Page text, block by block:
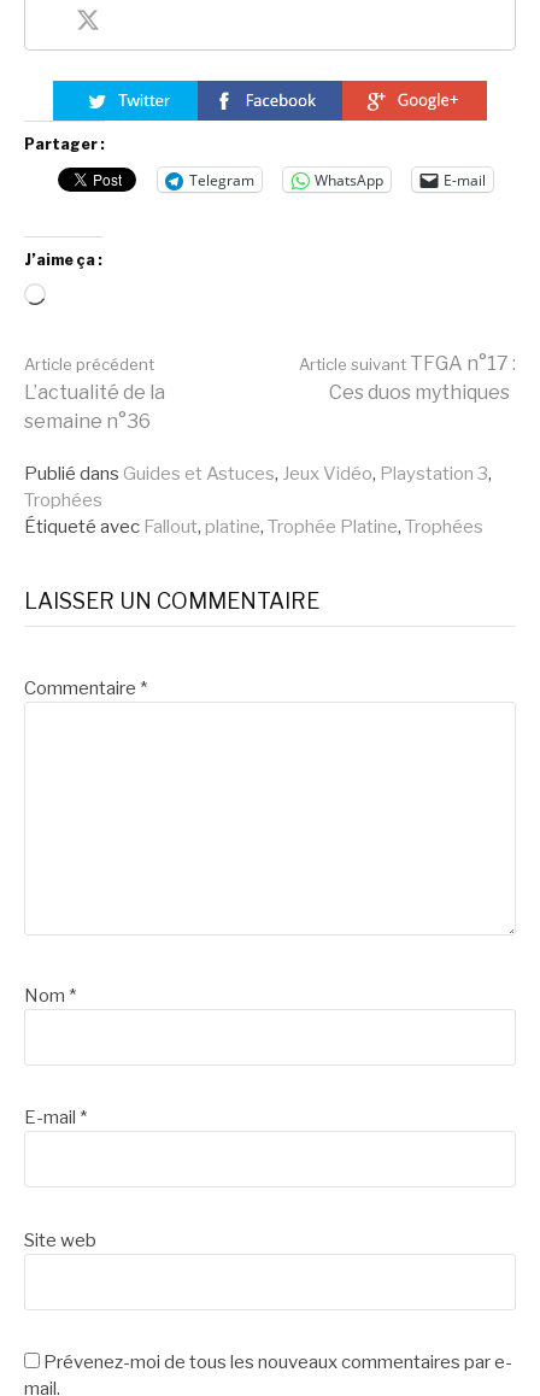
Partager :
Telegram WhatsApp E-mail
J’aime ça :
Chargement…
Lire
la
suite
Article précédent
L’actualité de la
semaine n°36
Article suivant TFGA n°17 :
Ces duos mythiques
Publié dans Guides et Astuces, Jeux Vidéo, Playstation 3,
Trophées
Étiqueté avec Fallout, platine, Trophée Platine, Trophées
LAISSER UN COMMENTAIRE
Commentaire *
Nom *
E-mail *
Site web
Prévenez-moi de tous les nouveaux commentaires par e-
mail.